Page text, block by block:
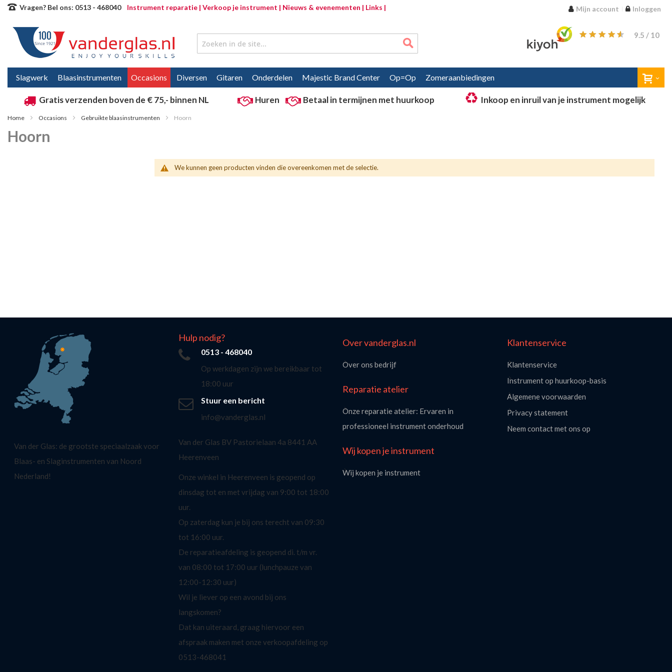
Ga
door
de
inhoud
Vragen? Bel ons: 0513 - 468040 Instrument reparatie | Verkoop je instrument | Nieuws & evenementen | Links | Mijn account Inloggen
9.5 / 10
Slagwerk Blaasinstrumenten Occasions Diversen Gitaren Onderdelen Majestic Brand Center Op=Op Zomeraanbiedingen
Gratis verzenden boven de € 75,- binnen NL Huren Betaal in termijnen met huurkoop Inkoop en inruil van je instrument mogelijk
Home Occasions Gebruikte blaasinstrumenten Hoorn
Hoorn
We kunnen geen producten vinden die overeenkomen met de selectie.
Van der Glas: de grootste speciaalzaak voor
Blaas- en Slaginstrumenten van Noord
Nederland!
Hulp nodig?
0513 - 468040
Op werkdagen zijn we bereikbaar tot
18:00 uur
Stuur een bericht
info@vanderglas.nl
Van der Glas BV Pastorielaan 4a 8441 AA
Heerenveen
Onze winkel in Heerenveen is geopend op
dinsdag tot en met vrijdag van 9:00 tot 18:00
uur.
Op zaterdag kun je bij ons terecht van 09:30
tot 16:00 uur.
De reparatieafdeling is geopend di. t/m vr.
van 08:00 tot 17:00 uur (lunchpauze van
12:00-12:30 uur)
Wil je liever op een avond bij ons
langskomen?
Dat kan uiteraard, graag hiervoor een
afspraak maken met onze verkoopafdeling op
0513-468041
Over vanderglas.nl
Over ons bedrijf
Reparatie atelier
Onze reparatie atelier: Ervaren in
professioneel instrument onderhoud
Wij kopen je instrument
Wij kopen je instrument
Klantenservice
Klantenservice
Instrument op huurkoop-basis
Algemene voorwaarden
Privacy statement
Neem contact met ons op